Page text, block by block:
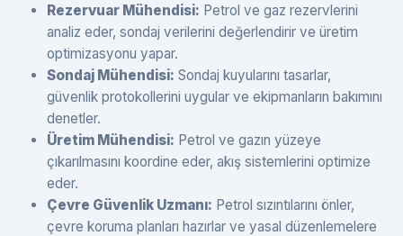
Rezervuar Mühendisi: Petrol ve gaz rezervlerini
analiz eder, sondaj verilerini değerlendirir ve üretim
optimizasyonu yapar.
Sondaj Mühendisi: Sondaj kuyularını tasarlar,
güvenlik protokollerini uygular ve ekipmanların bakımını
denetler.
Üretim Mühendisi: Petrol ve gazın yüzeye
çıkarılmasını koordine eder, akış sistemlerini optimize
eder.
Çevre Güvenlik Uzmanı: Petrol sızıntılarını önler,
çevre koruma planları hazırlar ve yasal düzenlemelere